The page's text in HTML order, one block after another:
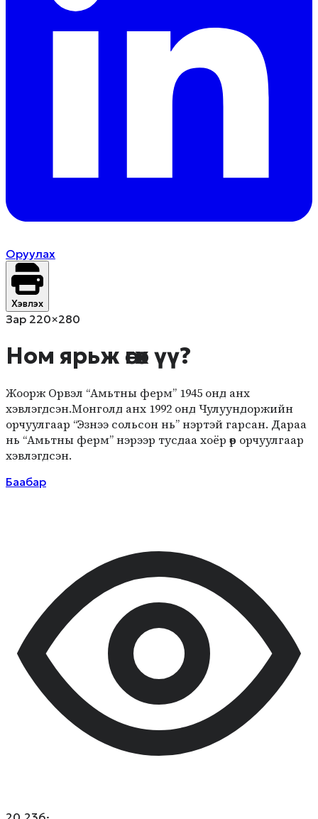
Оруулах
Хэвлэх
Зар 220×280
Ном ярьж өгөх үү?
Жоорж Орвэл “Амьтны ферм” 1945 онд анх
хэвлэгдсэн.Монголд анх 1992 онд Чулуундоржийн
орчуулгаар “Эзнээ сольсон нь” нэртэй гарсан. Дараа
нь “Амьтны ферм” нэрээр тусдаа хоёр өөр орчуулгаар
хэвлэгдсэн.
Баабар